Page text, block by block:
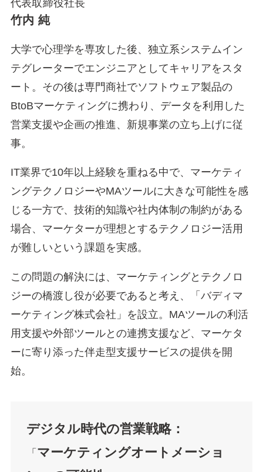
代表取締役社長
竹内 純
大学で心理学を専攻した後、独立系システムイン
テグレーターでエンジニアとしてキャリアをスタ
ート。その後は専門商社でソフトウェア製品の
BtoBマーケティングに携わり、データを利用した
営業支援や企画の推進、新規事業の立ち上げに従
事。
IT業界で10年以上経験を重ねる中で、マーケティ
ングテクノロジーやMAツールに大きな可能性を感
じる一方で、技術的知識や社内体制の制約がある
場合、マーケターが理想とするテクノロジー活用
が難しいという課題を実感。
この問題の解決には、マーケティングとテクノロ
ジーの橋渡し役が必要であると考え、「バディマ
ーケティング株式会社」を設立。MAツールの利活
用支援や外部ツールとの連携支援など、マーケタ
ーに寄り添った伴走型支援サービスの提供を開
始。
デジタル時代の営業戦略：
「 マーケティングオートメーショ